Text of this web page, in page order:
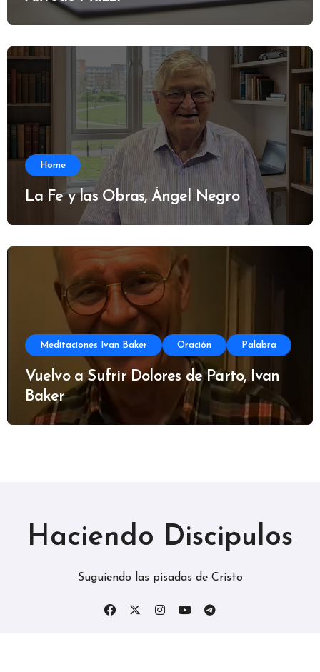
Home
La Fe y las Obras, Ángel Negro
Meditaciones Ivan Baker Oración Palabra
Vuelvo a Sufrir Dolores de Parto, Ivan
Baker
Haciendo Discipulos
Suguiendo las pisadas de Cristo